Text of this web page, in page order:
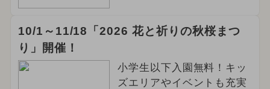
10/1～11/18「2026 花と祈りの秋桜まつ
り」開催！
小学生以下入園無料！キッ
ズエリアやイベントも充実